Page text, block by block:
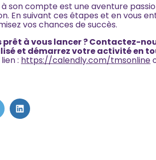
son compte est une aventure
En suivant ces étapes et en vous
vos chances de succès.
prêt à vous lancer ? Contactez-
et démarrez votre activité en
: https://calendly.com/tmsonline
LinkedIn